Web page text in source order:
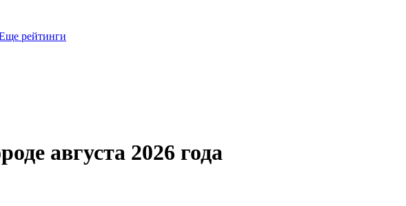
рейтинги
августа 2026 года